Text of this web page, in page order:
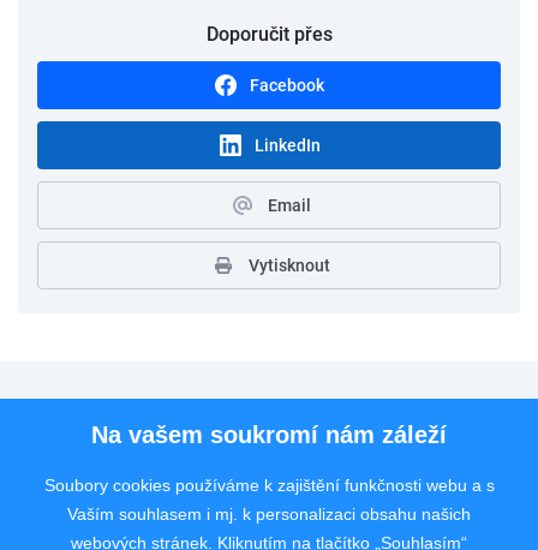
Doporučit přes
Facebook
LinkedIn
Email
Vytisknout
Pro uchazeče
Rychlý kontakt
Na vašem soukromí nám záleží
Soubory cookies používáme k zajištění funkčnosti webu a s
Vaším souhlasem i mj. k personalizaci obsahu našich
webových stránek. Kliknutím na tlačítko „Souhlasím“